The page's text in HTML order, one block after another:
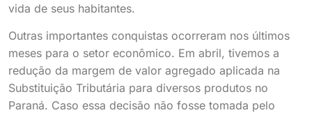
vida de seus habitantes.
Outras importantes conquistas ocorreram nos últimos
meses para o setor econômico. Em abril, tivemos a
redução da margem de valor agregado aplicada na
Substituição Tributária para diversos produtos no
Paraná. Caso essa decisão não fosse tomada pelo